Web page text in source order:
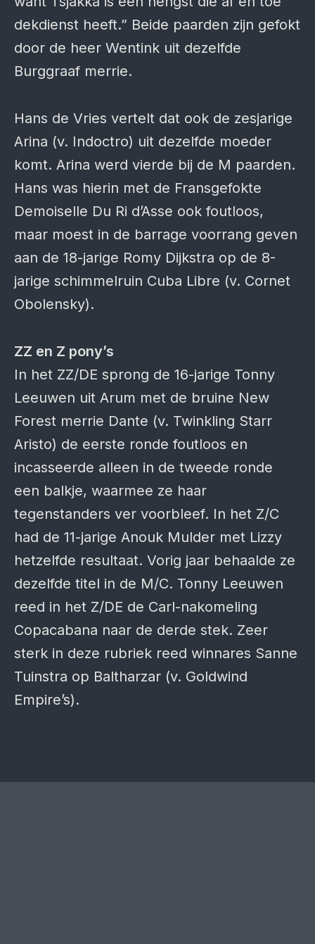
dekdienst heeft.” Beide paarden zijn gefokt
door de heer Wentink uit dezelfde
Burggraaf merrie.
Hans de Vries vertelt dat ook de zesjarige
Arina (v. Indoctro) uit dezelfde moeder
komt. Arina werd vierde bij de M paarden.
Hans was hierin met de Fransgefokte
Demoiselle Du Ri d’Asse ook foutloos,
maar moest in de barrage voorrang geven
aan de 18-jarige Romy Dijkstra op de 8-
jarige schimmelruin Cuba Libre (v. Cornet
Obolensky).
ZZ en Z pony’s
In het ZZ/DE sprong de 16-jarige Tonny
Leeuwen uit Arum met de bruine New
Forest merrie Dante (v. Twinkling Starr
Aristo) de eerste ronde foutloos en
incasseerde alleen in de tweede ronde
een balkje, waarmee ze haar
tegenstanders ver voorbleef. In het Z/C
had de 11-jarige Anouk Mulder met Lizzy
hetzelfde resultaat. Vorig jaar behaalde ze
dezelfde titel in de M/C. Tonny Leeuwen
reed in het Z/DE de Carl-nakomeling
Copacabana naar de derde stek. Zeer
sterk in deze rubriek reed winnares Sanne
Tuinstra op Baltharzar (v. Goldwind
Empire’s).